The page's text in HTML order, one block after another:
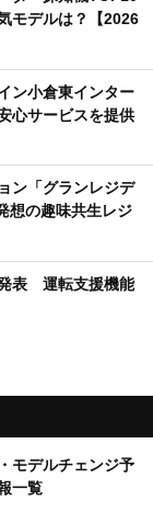
モデルは？【2026
ン小倉東インター
心サービスを提供
ン「グランレジデ
想の趣味共生レジ
表 運転支援機能
モデルチェンジ予
一覧